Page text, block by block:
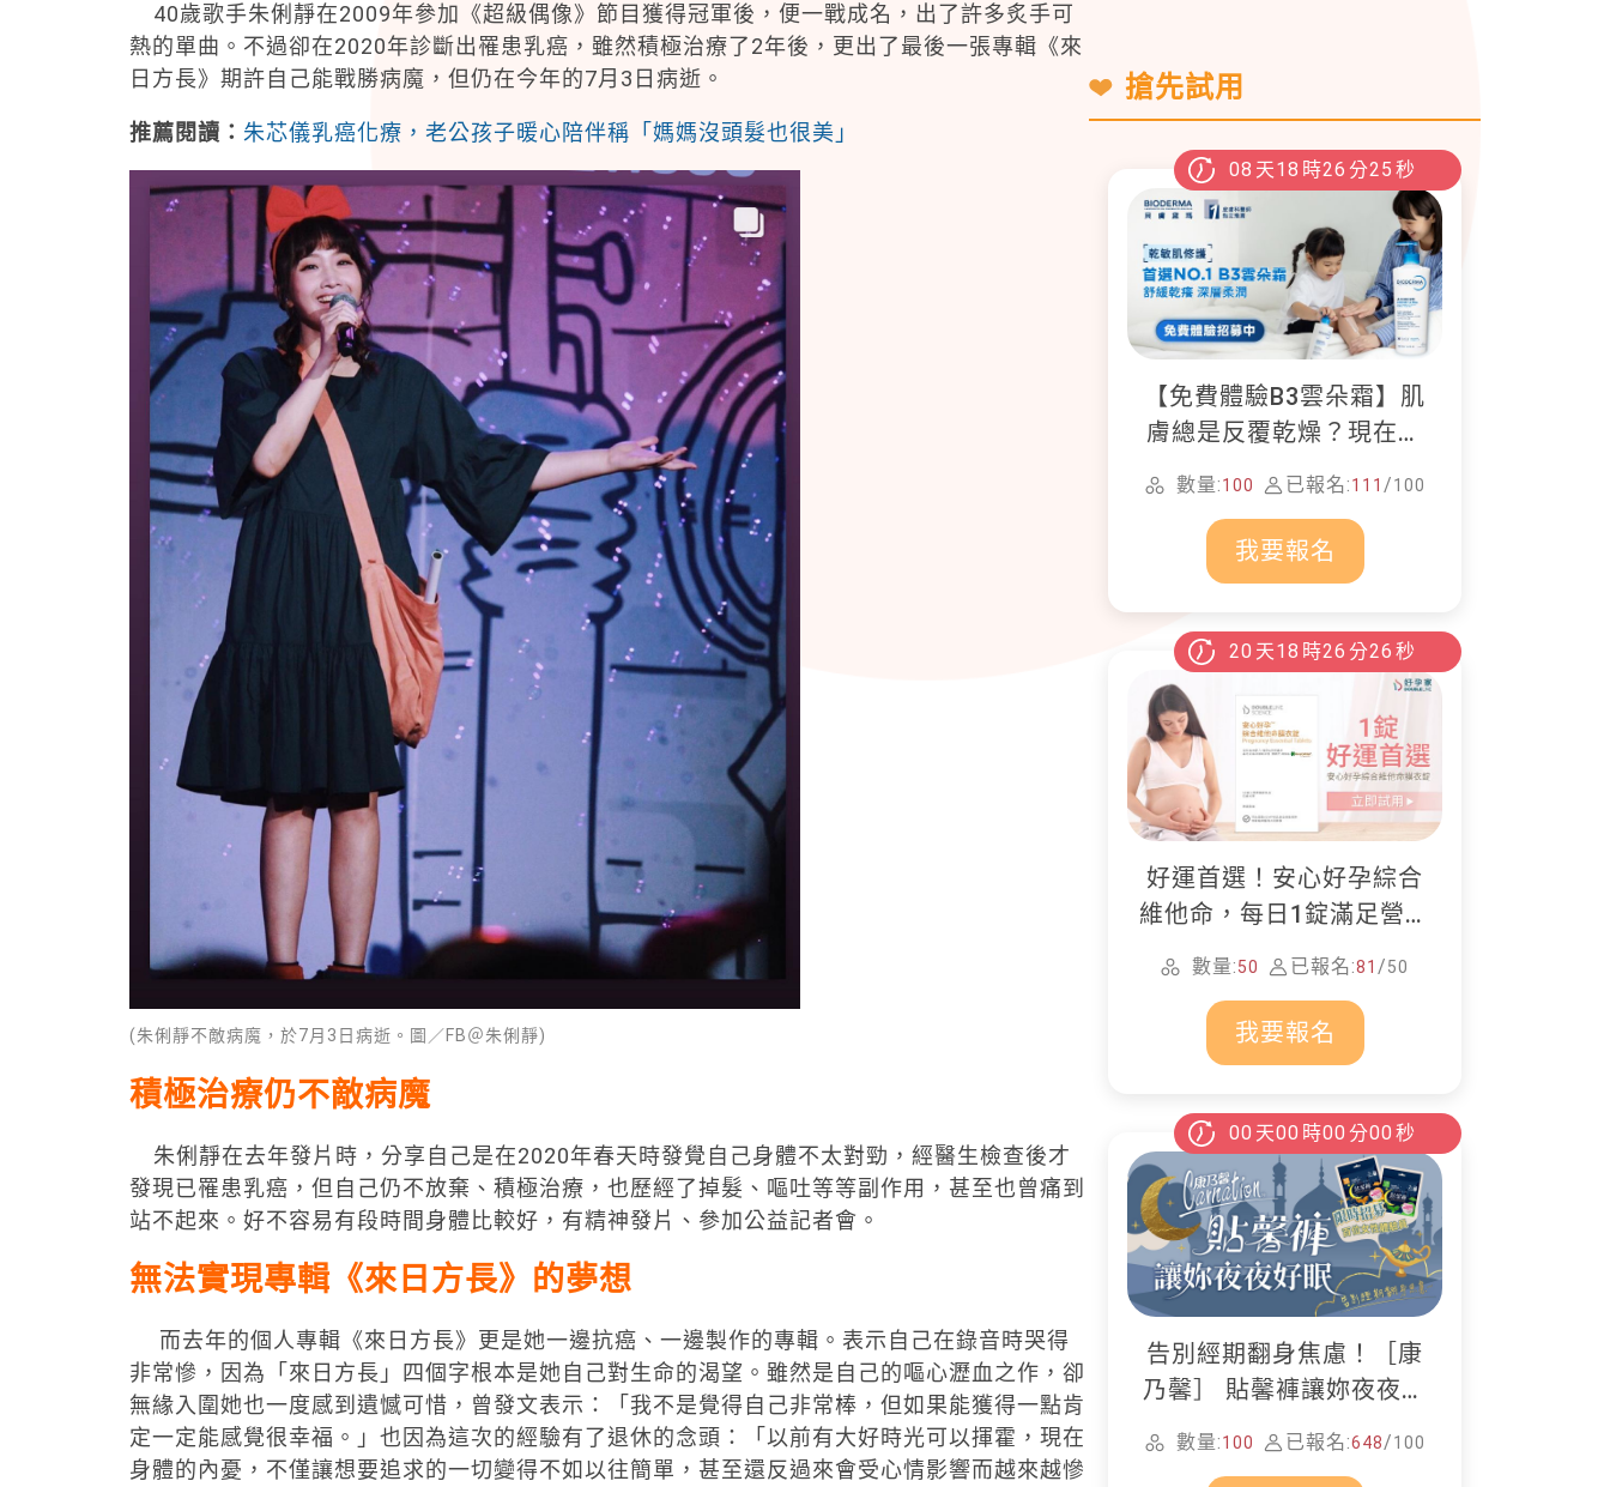
40歲歌手朱俐靜在2009年參加《超級偶像》節目獲得冠軍後，便一戰成名，出了許多炙手可
熱的單曲。不過卻在2020年診斷出罹患乳癌，雖然積極治療了2年後，更出了最後一張專輯《來
日方長》期許自己能戰勝病魔，但仍在今年的7月3日病逝。
推薦閱讀： 朱芯儀乳癌化療，老公孩子暖心陪伴稱「媽媽沒頭髮也很美」
(朱俐靜不敵病魔，於7月3日病逝。圖／FB＠朱俐靜)
積極治療仍不敵病魔
朱俐靜在去年發片時，分享自己是在2020年春天時發覺自己身體不太對勁，經醫生檢查後才
發現已罹患乳癌，但自己仍不放棄、積極治療，也歷經了掉髮、嘔吐等等副作用，甚至也曾痛到
站不起來。好不容易有段時間身體比較好，有精神發片、參加公益記者會。
無法實現專輯《來日方長》的夢想
而去年的個人專輯《來日方長》更是她一邊抗癌、一邊製作的專輯。表示自己在錄音時哭得
非常慘，因為「來日方長」四個字根本是她自己對生命的渴望。雖然是自己的嘔心瀝血之作，卻
無緣入圍她也一度感到遺憾可惜，曾發文表示：「我不是覺得自己非常棒，但如果能獲得一點肯
定一定能感覺很幸福。」也因為這次的經驗有了退休的念頭：「以前有大好時光可以揮霍，現在
身體的內憂，不僅讓想要追求的一切變得不如以往簡單，甚至還反過來會受心情影響而越來越慘
搶先試用
08 天18 時26 分24 秒
【免費體驗B3雲朵霜】肌
膚總是反覆乾燥？現在就
加入貝膚黛瑪修護體驗計
畫！
數量:100 已報名:111 /100
我要報名
20 天18 時26 分25 秒
好運首選！安心好孕綜合
維他命，每日1錠滿足營養
所需
數量:50 已報名:81 /50
我要報名
00 天00 時00 分00 秒
告別經期翻身焦慮！［康
乃馨］ 貼馨褲讓妳夜夜好
數量:100 已報名:648/100